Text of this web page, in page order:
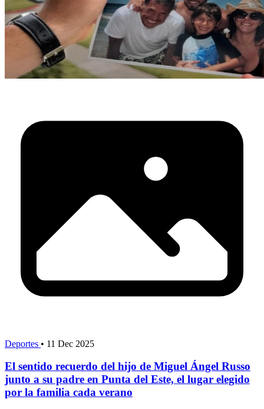
Deportes • 11 Dec 2025
El sentido recuerdo del hijo de Miguel Ángel Russo
junto a su padre en Punta del Este, el lugar elegido
por la familia cada verano